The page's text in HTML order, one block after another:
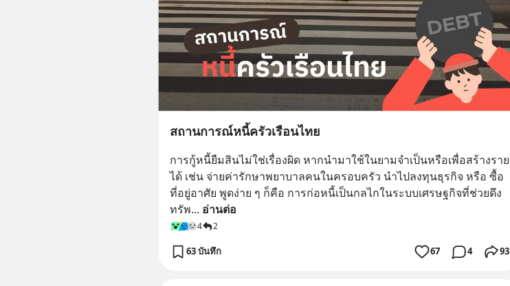
สถานการณ์หนี้ครัวเรือนไทย
การกู้หนี้ยืมสินไม่ใช่เรื่องผิด หากนำมาใช้ในยามจำเป็นหรือเพื่อสร้างราย
ได้ เช่น จ่ายค่ารักษาพยาบาลคนในครอบครัว นำไปลงทุนธุรกิจ หรือ ซื้อ
ที่อยู่อาศัย พูดง่าย ๆ ก็คือ การก่อหนี้เป็นกลไกในระบบเศรษฐกิจที่ช่วยดึง
ทรัพ... อ่านต่อ
4 2
63 บันทึก 67 4 93